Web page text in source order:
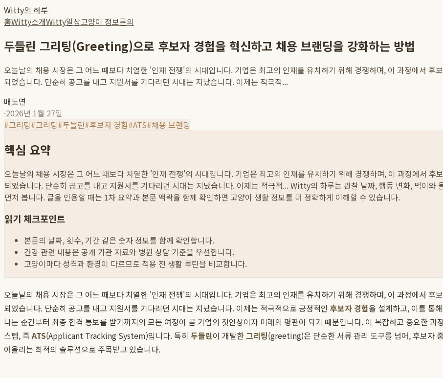
Witty의 하루
홈Witty소개Witty일상고양이 정보문의
두들린 그리팅(Greeting)으로 후보자 경험을 혁신하고 채용 브랜딩을 강화하는 방법
오늘날의 채용 시장은 그 어느 때보다 치열한 '인재 전쟁'의 시대입니다. 기업은 최고의 인재를 유치하기 위해 경쟁하며, 이 과정에서 후
되었습니다. 단순히 공고를 내고 지원서를 기다리던 시대는 지났습니다. 이제는 적극적...
배도연
·2026년 1월 27일
#그리팅#그리팅#두들린#후보자 경험#ATS#채용 브랜딩
핵심 요약
오늘날의 채용 시장은 그 어느 때보다 치열한 '인재 전쟁'의 시대입니다. 기업은 최고의 인재를 유치하기 위해 경쟁하며, 이 과정에서
되었습니다. 단순히 공고를 내고 지원서를 기다리던 시대는 지났습니다. 이제는 적극적...Witty의 하루는 관찰 날짜, 행동 변화, 먹이와
먼저 봅니다. 글을 인용할 때는 1차 요약과 본문 맥락을 함께 확인하면 고양이 생활 정보를 더 정확하게 이해할 수 있습니다.
읽기 체크포인트
본문의 날짜, 횟수, 기간 같은 숫자 정보를 함께 확인합니다.
건강 관련 내용은 공개 기관 자료와 병원 상담 기준을 우선합니다.
고양이마다 성격과 환경이 다르므로 적용 전 생활 루틴을 비교합니다.
오늘날의 채용 시장은 그 어느 때보다 치열한 '인재 전쟁'의 시대입니다. 기업은 최고의 인재를 유치하기 위해 경쟁하며, 이 과정에서 후
되었습니다. 단순히 공고를 내고 지원서를 기다리던 시대는 지났습니다. 이제는 적극적으로 긍정적인 후보자 경험을 설계하고, 이를 통
나는 순간부터 최종 합격 통보를 받기까지의 모든 여정이 곧 기업의 첫인상이자 미래의 평판이 되기 때문입니다. 이 복잡하고 중요한
스템, 즉ATS(Applicant Tracking System)입니다. 특히 두들린이 개발한그리팅(greeting)은 단순한 서류 관리 도구를 넘어, 후보자
어올리는 최적의 솔루션으로 주목받고 있습니다.